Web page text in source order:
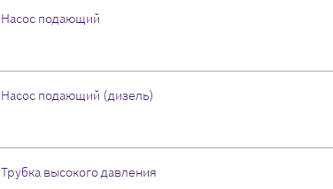
Насос подающий
Насос подающий (дизель)
Трубка высокого давления